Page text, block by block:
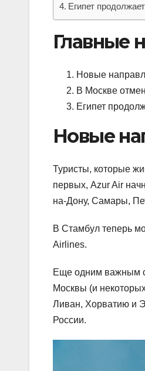
Египет
Главные
Новые
В Москве
Египет
Новые
Туристы, которые
первых, Azur Air
на-Дону, Самары,
В Стамбул теперь
Airlines.
Еще одним важным
Москвы (и
Ливан, Хорватию и
России.